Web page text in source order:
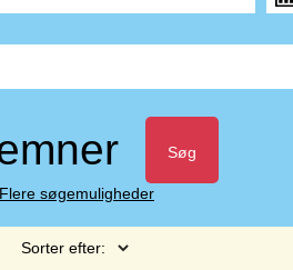
Søg
Flere søgemuligheder
Sorter efter: